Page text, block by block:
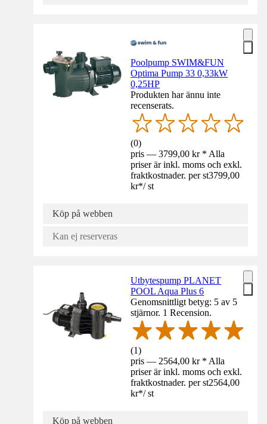
Poolpump SWIM&FUN
Optima Pump 33 0,33kW
0,25HP
Produkten har ännu inte
recenserats.
(0)
pris — 3799,00 kr * Alla
priser är inkl. moms och exkl.
fraktkostnader. per st3799,00
kr*/ st
Köp på webben
Kan ej reserveras
Utbytespump PLANET
POOL Aqua Plus 6
Genomsnittligt betyg: 5 av 5
stjärnor. 1 Recension.
(1)
pris — 2564,00 kr * Alla
priser är inkl. moms och exkl.
fraktkostnader. per st2564,00
kr*/ st
Köp på webben